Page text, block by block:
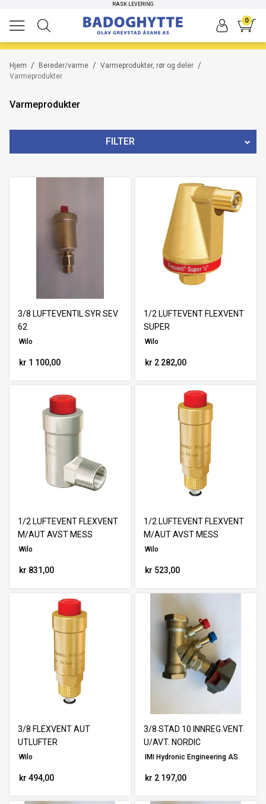
RASK LEVERING
HØYKVALITETS PRODUKTER
0
/
Hjem /
Bereder/varme /
Varmeprodukter, rør og deler
Varmeprodukter
Varmeprodukter
FILTER
13
3/8 LUFTEVENTIL SYR SEV
62
Wilo
kr 1 100,00
1/2 LUFTEVENT FLEXVENT
SUPER
Wilo
kr 2 282,00
1/2 LUFTEVENT FLEXVENT
M/AUT AVST MESS
Wilo
kr 831,00
1/2 LUFTEVENT FLEXVENT
M/AUT AVST MESS
Wilo
kr 523,00
3/8 FLEXVENT AUT
UTLUFTER
Wilo
kr 494,00
3/8 STAD 10 INNREG.VENT.
U/AVT. NORDIC
IMI Hydronic Engineering AS
kr 2 197,00